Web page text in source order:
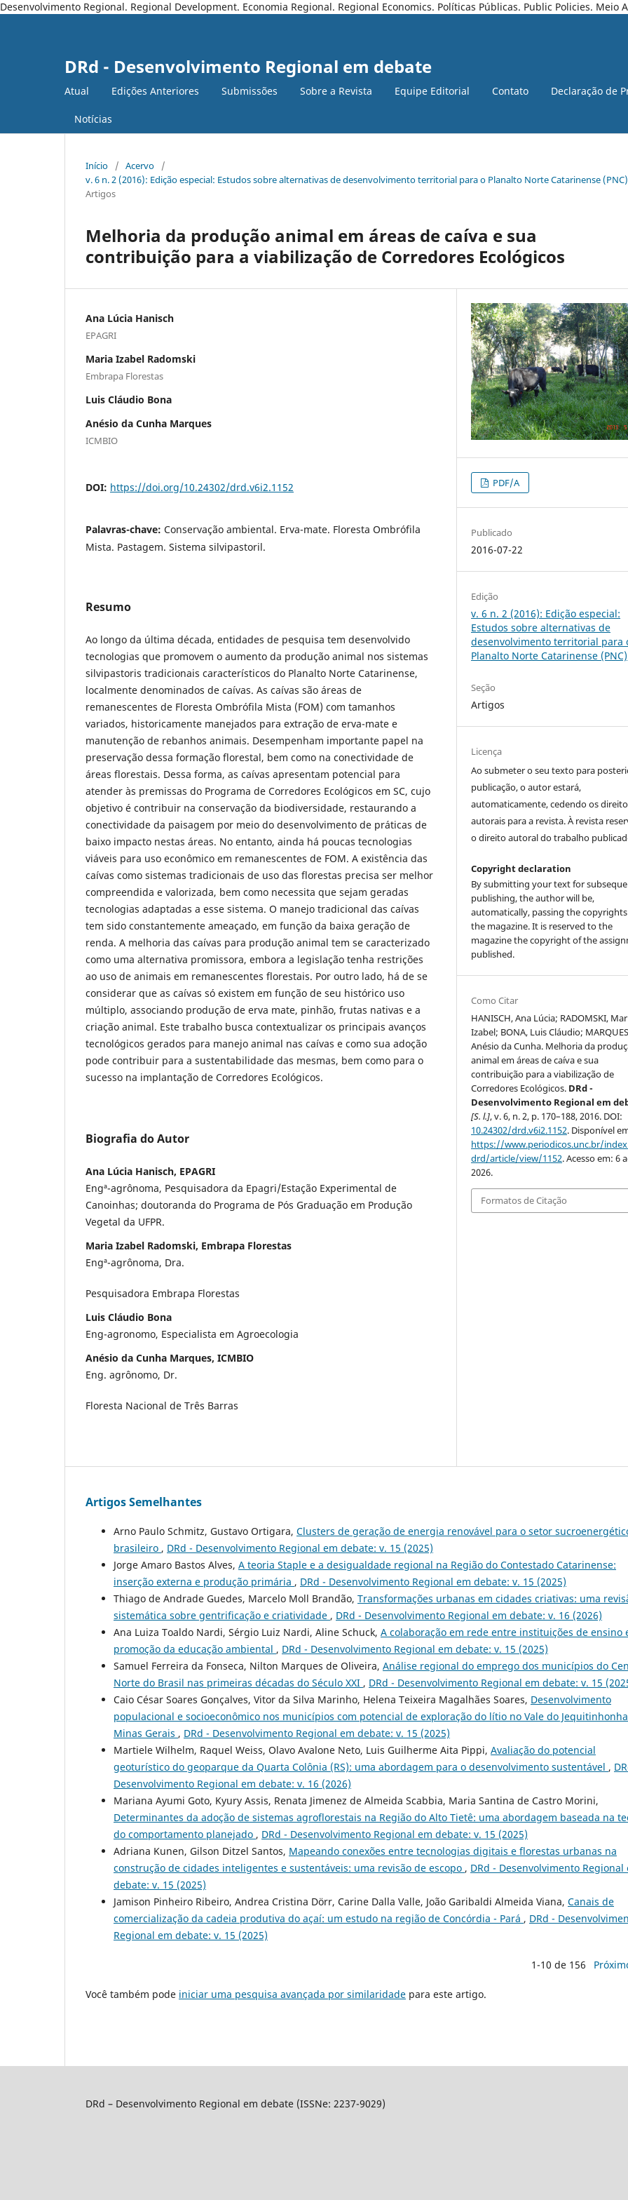
Desenvolvimento Regional. Regional Development. Economia Regional. Regional Economics. Políticas Públicas. Public Policies. Meio
DRd - Desenvolvimento Regional em debate
Atual Edições Anteriores Submissões Sobre a Revista Equipe Editorial Contato Declaração de
Notícias
Início / Acervo
/
v. 6 n. 2 (2016): Edição especial: Estudos sobre alternativas de desenvolvimento territorial para o Planalto Norte Catarinense (PNC)
Artigos
Melhoria da produção animal em áreas de caíva e sua
contribuição para a viabilização de Corredores Ecológicos
Ana Lúcia Hanisch
EPAGRI
Maria Izabel Radomski
Embrapa Florestas
Luis Cláudio Bona
Anésio da Cunha Marques
ICMBIO
DOI: https://doi.org/10.24302/drd.v6i2.1152
Palavras-chave: Conservação ambiental. Erva-mate. Floresta Ombrófila
Mista. Pastagem. Sistema silvipastoril.
Resumo
Ao longo da última década, entidades de pesquisa tem desenvolvido
tecnologias que promovem o aumento da produção animal nos sistemas
silvipastoris tradicionais característicos do Planalto Norte Catarinense,
localmente denominados de caívas. As caívas são áreas de
remanescentes de Floresta Ombrófila Mista (FOM) com tamanhos
variados, historicamente manejados para extração de erva-mate e
manutenção de rebanhos animais. Desempenham importante papel na
preservação dessa formação florestal, bem como na conectividade de
áreas florestais. Dessa forma, as caívas apresentam potencial para
atender às premissas do Programa de Corredores Ecológicos em SC, cujo
objetivo é contribuir na conservação da biodiversidade, restaurando a
conectividade da paisagem por meio do desenvolvimento de práticas de
baixo impacto nestas áreas. No entanto, ainda há poucas tecnologias
viáveis para uso econômico em remanescentes de FOM. A existência das
caívas como sistemas tradicionais de uso das florestas precisa ser melhor
compreendida e valorizada, bem como necessita que sejam geradas
tecnologias adaptadas a esse sistema. O manejo tradicional das caívas
tem sido constantemente ameaçado, em função da baixa geração de
renda. A melhoria das caívas para produção animal tem se caracterizado
como uma alternativa promissora, embora a legislação tenha restrições
ao uso de animais em remanescentes florestais. Por outro lado, há de se
considerar que as caívas só existem em função de seu histórico uso
múltiplo, associando produção de erva mate, pinhão, frutas nativas e a
criação animal. Este trabalho busca contextualizar os principais avanços
tecnológicos gerados para manejo animal nas caívas e como sua adoção
pode contribuir para a sustentabilidade das mesmas, bem como para o
sucesso na implantação de Corredores Ecológicos.
Biografia do Autor
Ana Lúcia Hanisch, EPAGRI
Engª-agrônoma, Pesquisadora da Epagri/Estação Experimental de
Canoinhas; doutoranda do Programa de Pós Graduação em Produção
Vegetal da UFPR.
Maria Izabel Radomski, Embrapa Florestas
Engª-agrônoma, Dra.
Pesquisadora Embrapa Florestas
Luis Cláudio Bona
Eng-agronomo, Especialista em Agroecologia
Anésio da Cunha Marques, ICMBIO
Eng. agrônomo, Dr.
Floresta Nacional de Três Barras
PDF/A
Publicado
2016-07-22
Edição
v. 6 n. 2 (2016): Edição especial:
Estudos sobre alternativas de
desenvolvimento territorial para
Planalto Norte Catarinense (PNC)
Seção
Artigos
Licença
Ao submeter o seu texto para
publicação, o autor estará,
automaticamente, cedendo os
autorais para a revista. À revista
o direito autoral do trabalho
Copyright declaration
By submitting your text for
publishing, the author will be,
automatically, passing the
the magazine. It is reserved to the
magazine the copyright of the
published.
Como Citar
HANISCH, Ana Lúcia; RADOMSKI,
Izabel; BONA, Luis Cláudio;
Anésio da Cunha. Melhoria da
animal em áreas de caíva e sua
contribuição para a viabilização de
Corredores Ecológicos. DRd -
Desenvolvimento Regional em
[S. l.], v. 6, n. 2, p. 170–188, 2016. DOI:
10.24302/drd.v6i2.1152. Disponível
https://www.periodicos.unc.br/
drd/article/view/1152. Acesso em: 6
2026.
Formatos de Citação
Artigos Semelhantes
Arno Paulo Schmitz, Gustavo Ortigara, Clusters de geração de energia renovável para o setor
brasileiro , DRd - Desenvolvimento Regional em debate: v. 15 (2025)
Jorge Amaro Bastos Alves, A teoria Staple e a desigualdade regional na Região do Contestado Catarinense:
inserção externa e produção primária , DRd - Desenvolvimento Regional em debate: v. 15 (2025)
Thiago de Andrade Guedes, Marcelo Moll Brandão, Transformações urbanas em cidades criativas: uma
sistemática sobre gentrificação e criatividade , DRd - Desenvolvimento Regional em debate: v. 16 (2026)
Ana Luiza Toaldo Nardi, Sérgio Luiz Nardi, Aline Schuck, A colaboração em rede entre instituições de ensino
promoção da educação ambiental , DRd - Desenvolvimento Regional em debate: v. 15 (2025)
Samuel Ferreira da Fonseca, Nilton Marques de Oliveira, Análise regional do emprego dos municípios do
Norte do Brasil nas primeiras décadas do Século XXI , DRd - Desenvolvimento Regional em debate: v. 15
Caio César Soares Gonçalves, Vitor da Silva Marinho, Helena Teixeira Magalhães Soares, Desenvolvimento
populacional e socioeconômico nos municípios com potencial de exploração do lítio no Vale do
Minas Gerais , DRd - Desenvolvimento Regional em debate: v. 15 (2025)
Martiele Wilhelm, Raquel Weiss, Olavo Avalone Neto, Luis Guilherme Aita Pippi, Avaliação do potencial
geoturístico do geoparque da Quarta Colônia (RS): uma abordagem para o desenvolvimento sustentável ,
Desenvolvimento Regional em debate: v. 16 (2026)
Mariana Ayumi Goto, Kyury Assis, Renata Jimenez de Almeida Scabbia, Maria Santina de Castro Morini,
Determinantes da adoção de sistemas agroflorestais na Região do Alto Tietê: uma abordagem baseada na
do comportamento planejado , DRd - Desenvolvimento Regional em debate: v. 15 (2025)
Adriana Kunen, Gilson Ditzel Santos, Mapeando conexões entre tecnologias digitais e florestas urbanas na
construção de cidades inteligentes e sustentáveis: uma revisão de escopo , DRd - Desenvolvimento Regional
debate: v. 15 (2025)
Jamison Pinheiro Ribeiro, Andrea Cristina Dörr, Carine Dalla Valle, João Garibaldi Almeida Viana, Canais de
comercialização da cadeia produtiva do açaí: um estudo na região de Concórdia - Pará , DRd -
Regional em debate: v. 15 (2025)
1-10 de 156
Você também pode iniciar uma pesquisa avançada por similaridade para este artigo.
DRd – Desenvolvimento Regional em debate (ISSNe: 2237-9029)